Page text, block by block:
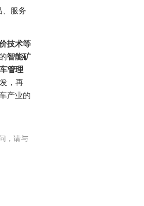
、服务
技术等
智能矿
管理
，再
产业的
，请与